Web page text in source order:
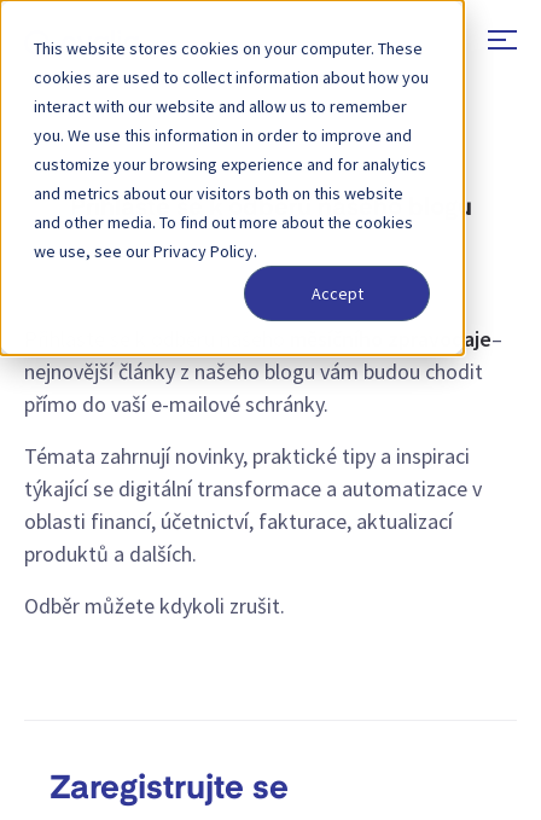
This website stores cookies on your computer. These
cookies are used to collect information about how you
interact with our website and allow us to remember
you. We use this information in order to improve and
customize your browsing experience and for analytics
and metrics about our visitors both on this website
and other media. To find out more about the cookies
we use, see our Privacy Policy.
Accept
Přihlaste se k odběru našeho blogu
měsíčního zpravodaje–
nejnovější články z našeho blogu vám budou chodit
přímo do vaší e-mailové schránky.
Témata zahrnují novinky, praktické tipy a inspiraci
týkající se digitální transformace a automatizace v
oblasti financí, účetnictví, fakturace, aktualizací
produktů a dalších.
Odběr můžete kdykoli zrušit.
Zaregistrujte se